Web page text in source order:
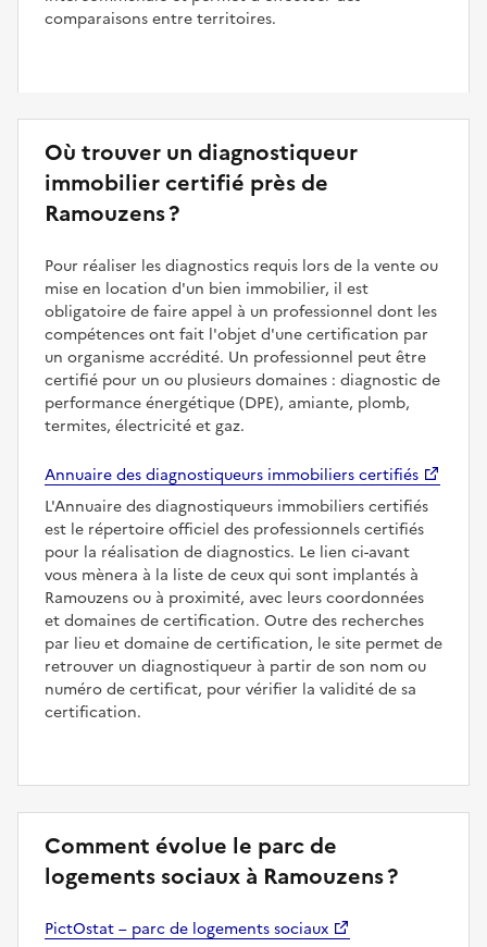
comparaisons entre territoires.
Où trouver un diagnostiqueur
immobilier certifié près de
Ramouzens ?
Pour réaliser les diagnostics requis lors de la vente ou
mise en location d'un bien immobilier, il est
obligatoire de faire appel à un professionnel dont les
compétences ont fait l'objet d'une certification par
un organisme accrédité. Un professionnel peut être
certifié pour un ou plusieurs domaines : diagnostic de
performance énergétique (DPE), amiante, plomb,
termites, électricité et gaz.
Annuaire des diagnostiqueurs immobiliers certifiés
L'Annuaire des diagnostiqueurs immobiliers certifiés
est le répertoire officiel des professionnels certifiés
pour la réalisation de diagnostics. Le lien ci-avant
vous mènera à la liste de ceux qui sont implantés à
Ramouzens ou à proximité, avec leurs coordonnées
et domaines de certification. Outre des recherches
par lieu et domaine de certification, le site permet de
retrouver un diagnostiqueur à partir de son nom ou
numéro de certificat, pour vérifier la validité de sa
certification.
Comment évolue le parc de
logements sociaux à Ramouzens ?
PictOstat – parc de logements sociaux